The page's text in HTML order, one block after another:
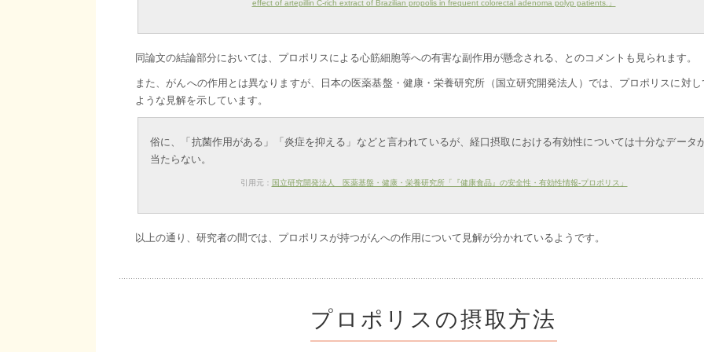
effect of artepillin C-rich extract of Brazilian propolis in frequent colorectal adenoma polyp patients.」
同論文の結論部分においては、プロポリスによる心筋細胞等への有害な副作用が懸念される、とのコメントも見られます。
また、がんへの作用とは異なりますが、日本の医薬基盤・健康・栄養研究所（国立研究開発法人）では、プロポリスに対し
ような見解を示しています。
俗に、「抗菌作用がある」「炎症を抑える」などと言われているが、経口摂取における有効性については十分なデータ
当たらない。
引用元： 国立研究開発法人 医薬基盤・健康・栄養研究所「『健康食品』の安全性・有効性情報-プロポリス」
以上の通り、研究者の間では、プロポリスが持つがんへの作用について見解が分かれているようです。
プロポリスの摂取方法